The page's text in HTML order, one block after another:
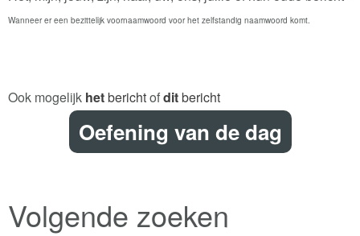
Wanneer er een bezittelijk voornaamwoord voor het zelfstandig naamwoord komt.
Ook mogelijk hetberichtofditbericht
Oefening van de dag
Volgende zoeken